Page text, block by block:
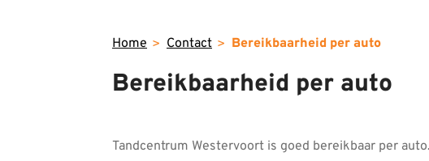
Home Contact Bereikbaarheid per auto
Bereikbaarheid per auto
Tandcentrum Westervoort is goed bereikbaar per